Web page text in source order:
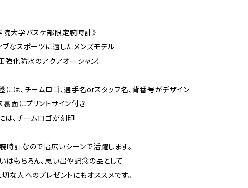
院大学バスケ部限定腕時計》
ブなスポーツに適したメンズモデル
強化防水のアクアオーシャン）
は、チームロゴ、選手名orスタッフ名、背番号がデザイン
面にプリントサイン付き
は、チームロゴが刻印
時計なので幅広いシーンで活躍します。
はもちろん、思い出や記念の品として
切な人へのプレゼントにもオススメです。